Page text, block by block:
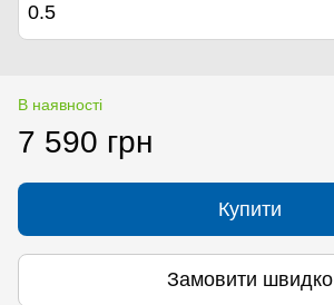
0.5
В наявності
7 590 грн
Купити
Замовити швидко